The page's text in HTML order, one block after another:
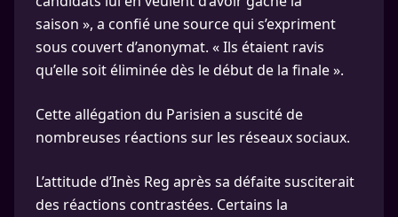
saison », a confié une source qui s’expriment
sous couvert d’anonymat. « Ils étaient ravis
qu’elle soit éliminée dès le début de la finale ».
Cette allégation du Parisien a suscité de
nombreuses réactions sur les réseaux sociaux.
L’attitude d’Inès Reg après sa défaite susciterait
des réactions contrastées. Certains la